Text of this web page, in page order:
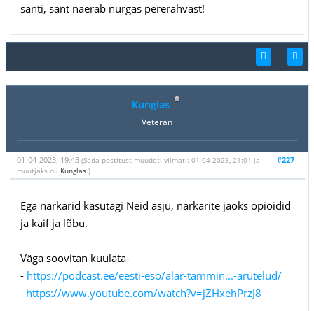
santi, sant naerab nurgas pererahvast!
Kunglas
Veteran
#227
01-04-2023, 19:43 (Seda postitust muudeti viimati: 01-04-2023, 21:01 ja
muutjaks oli Kunglas.)
Ega narkarid kasutagi Neid asju, narkarite jaoks opioidid
ja kaif ja lõbu.
Väga soovitan kuulata-
- https://podcast.ee/eesti-eso/alar-tammin...-arutelud/
https://www.youtube.com/watch?v=jZHxehPrzJ8